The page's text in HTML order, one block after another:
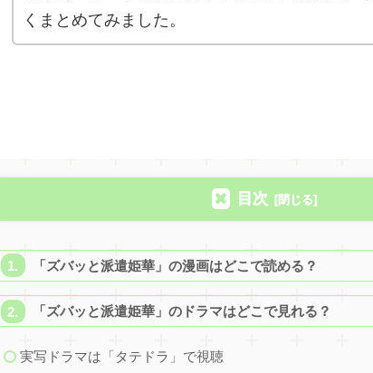
くまとめてみました。
目次
「ズバッと派遣姫華」の漫画はどこで読める？
「ズバッと派遣姫華」のドラマはどこで見れる？
実写ドラマは「タテドラ」で視聴